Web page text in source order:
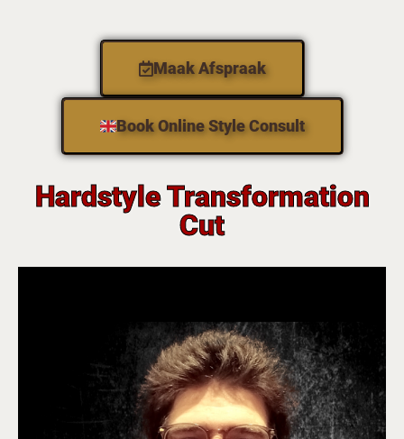
Maak Afspraak
Book Online Style Consult
Hardstyle Transformation
Cut
After
"Vanuit Groningen, maar dit was het zeker